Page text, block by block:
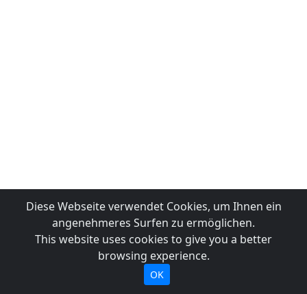
Diese Webseite verwendet Cookies, um Ihnen ein
angenehmeres Surfen zu ermöglichen.
This website uses cookies to give you a better
browsing experience.
OK